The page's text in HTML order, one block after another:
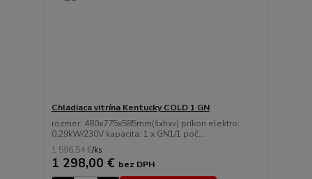
Chladiaca vitrína Kentucky COLD 1 GN
rozmer: 480x775x585mm(šxhxv) príkon elektro:
0,29kW/230V kapacita: 1 x GN1/1 poč...
1 596,54 €/ks
1 298,00 € bez DPH